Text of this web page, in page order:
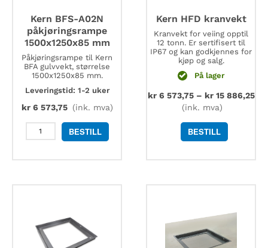
Kern BFS-A02N
påkjøringsrampe
1500x1250x85 mm
Påkjøringsrampe til Kern
BFA gulvvekt, størrelse
1500x1250x85 mm.
Leveringstid: 1-2 uker
kr6 573,75 (ink. mva)
Kern
BFS-
BESTILL
Kern HFD kranvekt
Kranvekt for veiing opptil
12 tonn. Er sertifisert til
IP67 og kan godkjennes for
kjøp og salg.
På lager
kr6 573,75– kr15 886,25
(ink. mva)
BESTILL